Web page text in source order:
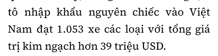
Video
Review xe
Ảnh
tô nhập khẩu nguyên chiếc vào Việt
Nam đạt 1.053 xe các loại với tổng giá
trị kim ngạch hơn 39 triệu USD.